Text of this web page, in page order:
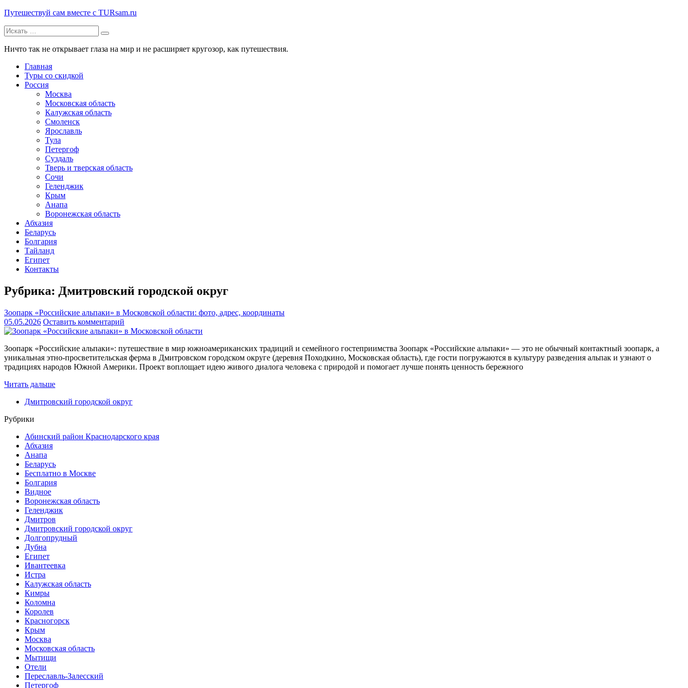
Путешествуй сам вместе с TURsam.ru
Путешествуй и узнавай новые места вместе с нами.
Искать:
Ничто так не открывает глаза на мир и не расширяет кругозор, как путешествия.
Главная
Туры со скидкой
Россия
Москва
Московская область
Калужская область
Смоленск
Ярославль
Тула
Петергоф
Суздаль
Тверь и тверская область
Сочи
Геленджик
Крым
Анапа
Воронежская область
Абхазия
Беларусь
Болгария
Тайланд
Египет
Контакты
Рубрика: Дмитровский городской округ
Зоопарк «Российские альпаки» в Московской области: фото, адрес, координаты
05.05.2026 Оставить комментарий
Зоопарк «Российские альпаки»: путешествие в мир южноамериканских традиций и семейного гостеприимства Зоопарк «Российские альпаки» — это не обычный контактный зоопарк, а
уникальная этно‑просветительская ферма в Дмитровском городском округе (деревня Походкино, Московская область), где гости погружаются в культуру разведения альпак и узнают о
традициях народов Южной Америки. Проект воплощает идею живого диалога человека с природой и помогает лучше понять ценность бережного
Читать дальше
Дмитровский городской округ
Рубрики
Абинский район Краснодарского края
Абхазия
Анапа
Беларусь
Бесплатно в Москве
Болгария
Видное
Воронежская область
Геленджик
Дмитров
Дмитровский городской округ
Долгопрудный
Дубна
Египет
Ивантеевка
Истра
Калужская область
Кимры
Коломна
Королев
Красногорск
Крым
Москва
Московская область
Мытищи
Отели
Переславль-Залесский
Петергоф